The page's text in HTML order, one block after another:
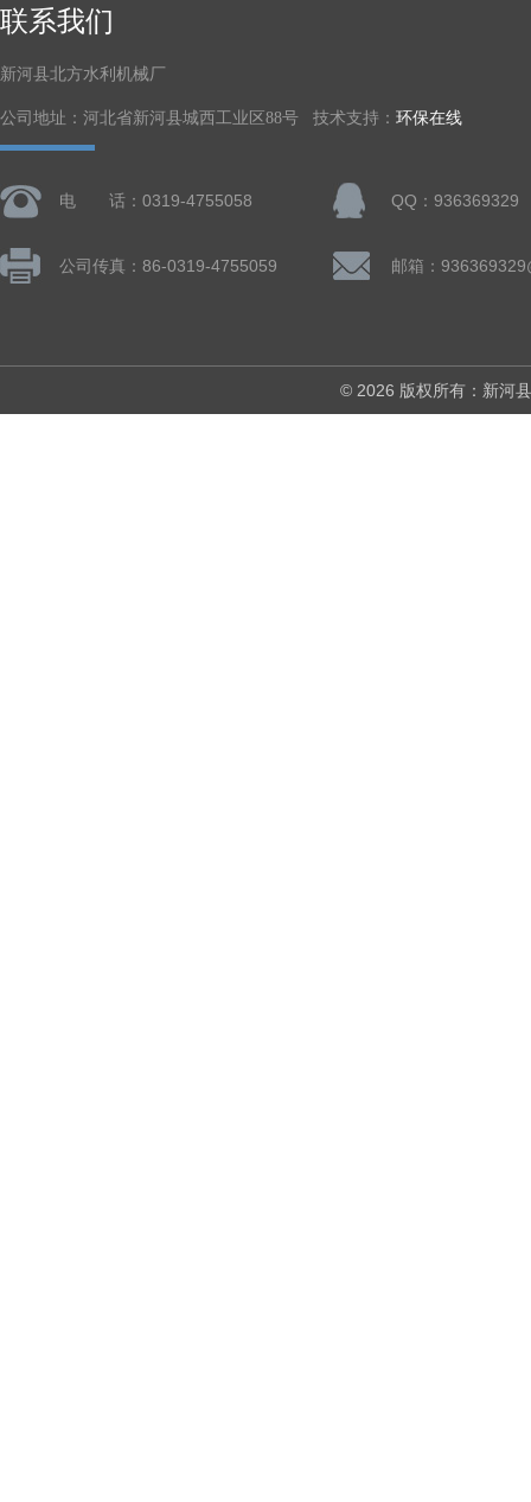
联系我们
新河县北方水利机械厂
公司地址：河北省新河县城西工业区88号 技术支持： 环保在线
电 话：0319-4755058 QQ：936369329
公司传真：86-0319-4755059 邮箱：
© 2026 版权所有：新河